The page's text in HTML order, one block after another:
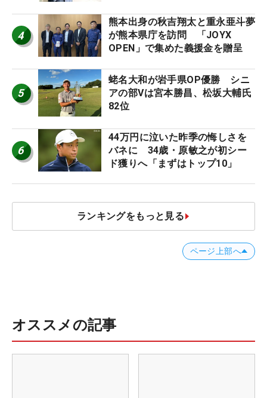
4
熊本出身の秋吉翔太と重永亜斗夢
が熊本県庁を訪問 「JOYX
OPEN」で集めた義援金を贈呈
5
蛯名大和が岩手県OP優勝 シニ
アの部Vは宮本勝昌、松坂大輔氏
82位
6
44万円に泣いた昨季の悔しさを
バネに 34歳・原敏之が初シー
ド獲りへ「まずはトップ10」
ランキングをもっと見る
ページ上部へ
オススメの記事